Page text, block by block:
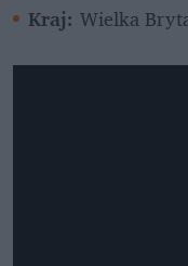
Kraj: Wielka